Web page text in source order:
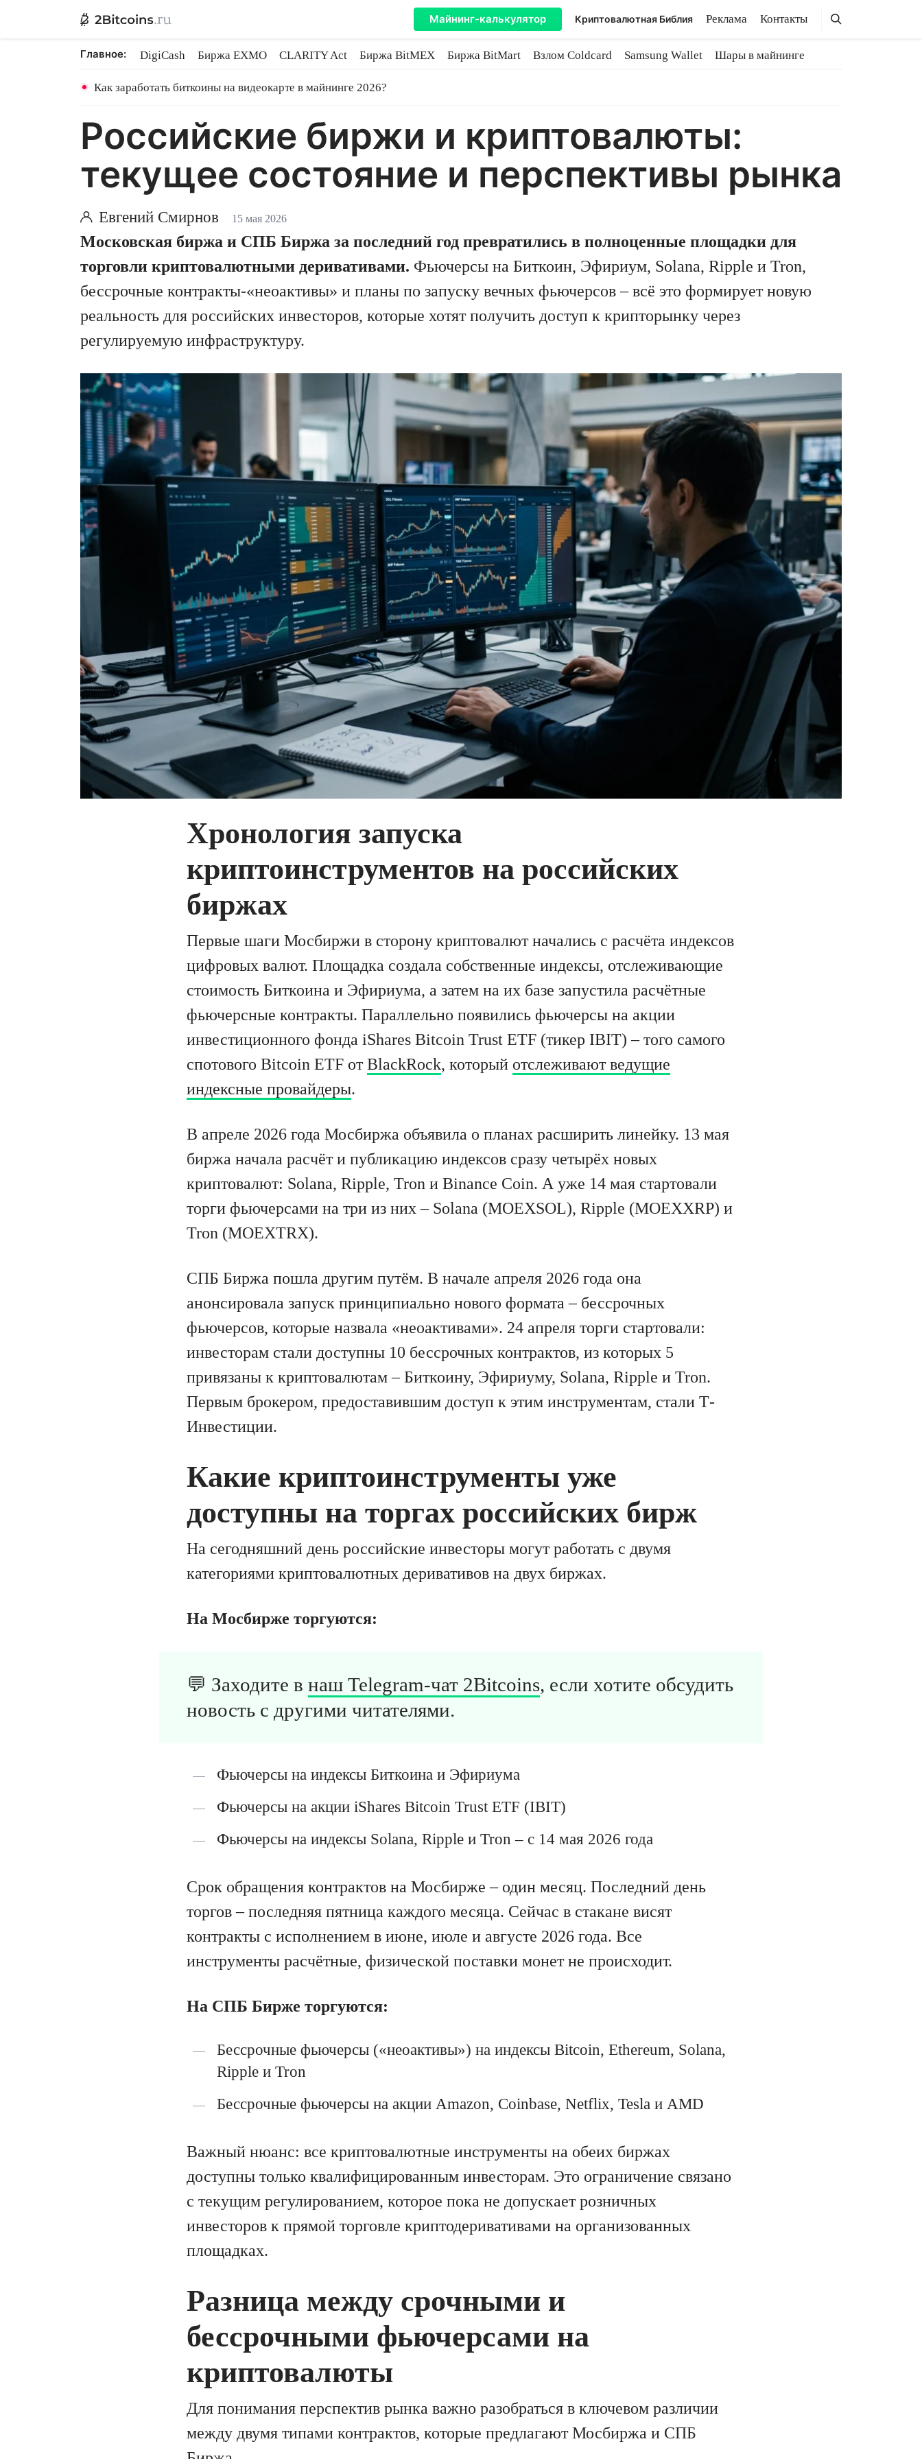
Майнинг-калькулятор Криптовалютная Библия Реклама Контакты Поиск
Поиск
Главное: DigiCash Биржа EXMO CLARITY Act Биржа BitMEX Биржа BitMart Взлом Coldcard Samsung Wallet
Шары в майнинге
Как заработать биткоины на видеокарте в майнинге 2026?
Российские биржи и криптовалюты:
текущее состояние и перспективы рынка
Евгений Смирнов 15 мая 2026
Московская биржа и СПБ Биржа за последний год превратились в полноценные площадки для
торговли криптовалютными деривативами. Фьючерсы на Биткоин, Эфириум, Solana, Ripple и Tron,
бессрочные контракты-«неоактивы» и планы по запуску вечных фьючерсов – всё это формирует новую
реальность для российских инвесторов, которые хотят получить доступ к крипторынку через
регулируемую инфраструктуру.
Хронология запуска
криптоинструментов на российских
биржах
Первые шаги Мосбиржи в сторону криптовалют начались с расчёта индексов
цифровых валют. Площадка создала собственные индексы, отслеживающие
стоимость Биткоина и Эфириума, а затем на их базе запустила расчётные
фьючерсные контракты. Параллельно появились фьючерсы на акции
инвестиционного фонда iShares Bitcoin Trust ETF (тикер IBIT) – того самого
спотового Bitcoin ETF отBlackRock, который отслеживают ведущие
индексные провайдеры.
В апреле 2026 года Мосбиржа объявила о планах расширить линейку. 13 мая
биржа начала расчёт и публикацию индексов сразу четырёх новых
криптовалют: Solana, Ripple, Tron и Binance Coin. А уже 14 мая стартовали
торги фьючерсами на три из них – Solana (MOEXSOL), Ripple (MOEXXRP) и
Tron (MOEXTRX).
СПБ Биржа пошла другим путём. В начале апреля 2026 года она
анонсировала запуск принципиально нового формата – бессрочных
фьючерсов, которые назвала «неоактивами». 24 апреля торги стартовали:
инвесторам стали доступны 10 бессрочных контрактов, из которых 5
привязаны к криптовалютам – Биткоину, Эфириуму, Solana, Ripple и Tron.
Первым брокером, предоставившим доступ к этим инструментам, стали Т-
Инвестиции.
Какие криптоинструменты уже
доступны на торгах российских бирж
На сегодняшний день российские инвесторы могут работать с двумя
категориями криптовалютных деривативов на двух биржах.
На Мосбирже торгуются:
💬 Заходите в наш Telegram-чат 2Bitcoins, если хотите обсудить
новость с другими читателями.
Фьючерсы на индексы Биткоина и Эфириума
Фьючерсы на акции iShares Bitcoin Trust ETF (IBIT)
Фьючерсы на индексы Solana, Ripple и Tron – с 14 мая 2026 года
Срок обращения контрактов на Мосбирже – один месяц. Последний день
торгов – последняя пятница каждого месяца. Сейчас в стакане висят
контракты с исполнением в июне, июле и августе 2026 года. Все
инструменты расчётные, физической поставки монет не происходит.
На СПБ Бирже торгуются:
Бессрочные фьючерсы («неоактивы») на индексы Bitcoin, Ethereum, Solana,
Ripple и Tron
Бессрочные фьючерсы на акции Amazon, Coinbase, Netflix, Tesla и AMD
Важный нюанс: все криптовалютные инструменты на обеих биржах
доступны только квалифицированным инвесторам. Это ограничение связано
с текущим регулированием, которое пока не допускает розничных
инвесторов к прямой торговле криптодеривативами на организованных
площадках.
Разница между срочными и
бессрочными фьючерсами на
криптовалюты
Для понимания перспектив рынка важно разобраться в ключевом различии
между двумя типами контрактов, которые предлагают Мосбиржа и СПБ